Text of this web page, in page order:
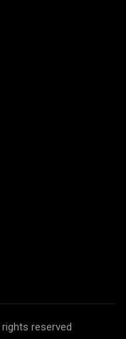
reserved